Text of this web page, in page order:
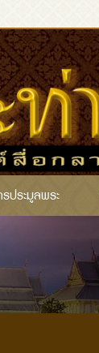
ประมูลพระ